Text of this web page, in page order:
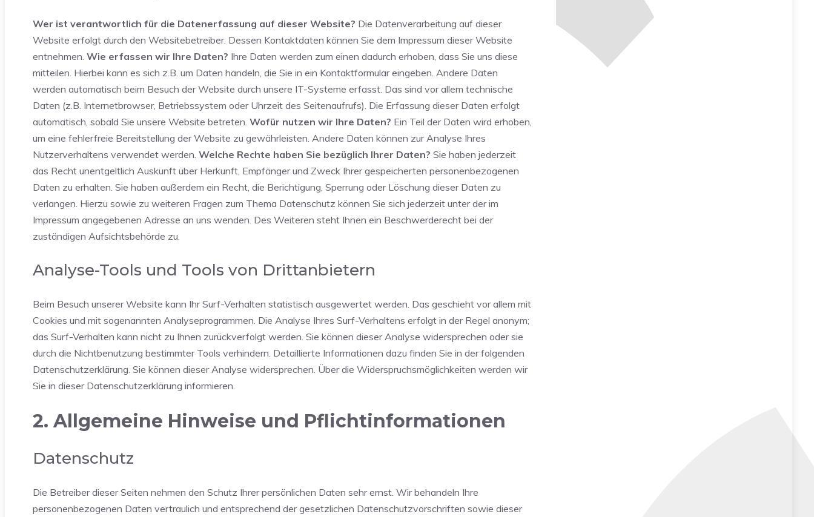
Wer ist verantwortlich für die Datenerfassung auf dieser Website? Die Datenverarbeitung auf dieser
Website erfolgt durch den Websitebetreiber. Dessen Kontaktdaten können Sie dem Impressum dieser Website
entnehmen. Wie erfassen wir Ihre Daten? Ihre Daten werden zum einen dadurch erhoben, dass Sie uns diese
mitteilen. Hierbei kann es sich z.B. um Daten handeln, die Sie in ein Kontaktformular eingeben. Andere Daten
werden automatisch beim Besuch der Website durch unsere IT-Systeme erfasst. Das sind vor allem technische
Daten (z.B. Internetbrowser, Betriebssystem oder Uhrzeit des Seitenaufrufs). Die Erfassung dieser Daten erfolgt
automatisch, sobald Sie unsere Website betreten. Wofür nutzen wir Ihre Daten? Ein Teil der Daten wird erhoben,
um eine fehlerfreie Bereitstellung der Website zu gewährleisten. Andere Daten können zur Analyse Ihres
Nutzerverhaltens verwendet werden. Welche Rechte haben Sie bezüglich Ihrer Daten? Sie haben jederzeit
das Recht unentgeltlich Auskunft über Herkunft, Empfänger und Zweck Ihrer gespeicherten personenbezogenen
Daten zu erhalten. Sie haben außerdem ein Recht, die Berichtigung, Sperrung oder Löschung dieser Daten zu
verlangen. Hierzu sowie zu weiteren Fragen zum Thema Datenschutz können Sie sich jederzeit unter der im
Impressum angegebenen Adresse an uns wenden. Des Weiteren steht Ihnen ein Beschwerderecht bei der
zuständigen Aufsichtsbehörde zu.
Analyse-Tools und Tools von Drittanbietern
Beim Besuch unserer Website kann Ihr Surf-Verhalten statistisch ausgewertet werden. Das geschieht vor allem mit
Cookies und mit sogenannten Analyseprogrammen. Die Analyse Ihres Surf-Verhaltens erfolgt in der Regel anonym;
das Surf-Verhalten kann nicht zu Ihnen zurückverfolgt werden. Sie können dieser Analyse widersprechen oder sie
durch die Nichtbenutzung bestimmter Tools verhindern. Detaillierte Informationen dazu finden Sie in der folgenden
Datenschutzerklärung. Sie können dieser Analyse widersprechen. Über die Widerspruchsmöglichkeiten werden wir
Sie in dieser Datenschutzerklärung informieren.
2. Allgemeine Hinweise und Pflichtinformationen
Datenschutz
Die Betreiber dieser Seiten nehmen den Schutz Ihrer persönlichen Daten sehr ernst. Wir behandeln Ihre
personenbezogenen Daten vertraulich und entsprechend der gesetzlichen Datenschutzvorschriften sowie dieser